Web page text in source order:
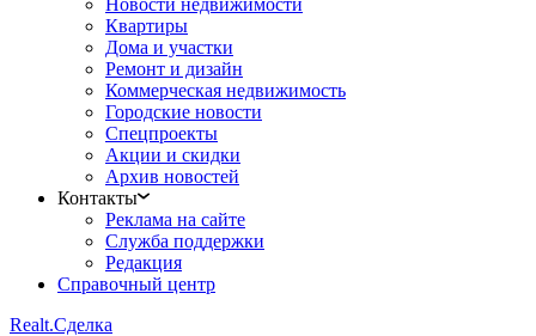
Квартиры
Дома и участки
Ремонт и дизайн
Коммерческая недвижимость
Городские новости
Спецпроекты
Акции и скидки
Архив новостей
Контакты
Реклама на сайте
Служба поддержки
Редакция
Справочный центр
Realt.Сделка